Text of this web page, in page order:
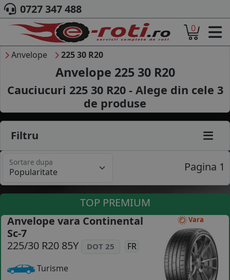
ACASA
DESPRE NOI
ANVELOPE
AUTO
CAMION
MOTO
AGROINDUSTRIALE
MARCA AUTO
B2B - COLABORARE COMPANII
CONTACT
COS (
0 PRODUSE)
0727 347 488
0
Anvelope 225 30 R20
Anvelope 225 30 R20
Cauciucuri 225 30 R20 - Alege din cele 3
de produse
Filtru
Sortare dupa Pagina 1
TOP PREMIUM
Vara
Anvelope vara Continental
Sc-7
225/30 R20 85Y
DOT 25
FR
Turisme